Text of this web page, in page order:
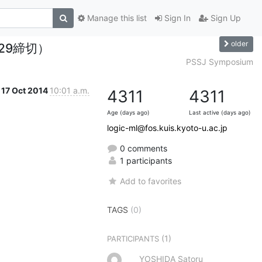
Sign In Sign Up
Manage this list
締切） older
PSSJ Symposium
17 Oct 2014 10:01 a.m. 4311
Age (days ago)
4311
Last active (days ago)
logic-ml@fos.kuis.kyoto-u.ac.jp
0 comments
1 participants
Add to favorites
TAGS (0)
PARTICIPANTS (1)
YOSHIDA Satoru